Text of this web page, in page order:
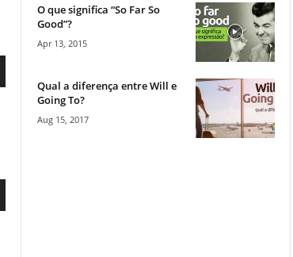
O que significa “So Far So
Good”?
Apr 13, 2015
Qual a diferença entre Will e
Going To?
Aug 15, 2017